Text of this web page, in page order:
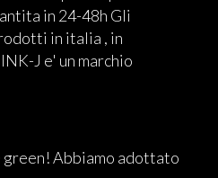
in 24-48h Gli
in italia , in
J e' un marchio
green! Abbiamo adottato